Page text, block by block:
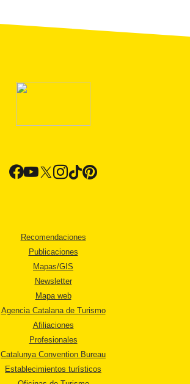
Recomendaciones
Publicaciones
Mapas/GIS
Newsletter
Mapa web
Agencia Catalana de Turismo
Afiliaciones
Profesionales
Catalunya Convention Bureau
Establecimientos turísticos